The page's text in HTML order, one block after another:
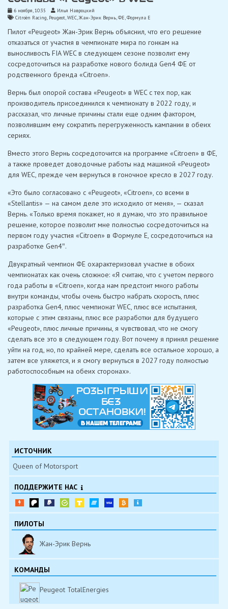
6 ноября, 10:35
Илья Навроцкий
Citroën Racing Peugeot WEC Жан-Эрик Вернь ФЕ Формула Е
Пилот «Peugeot» Жан-Эрик Вернь объяснил, что его решение
отказаться от участия в чемпионате мира по гонкам на
выносливость FIA WEC в следующем сезоне позволит ему
сосредоточиться на разработке нового болида Gen4 ФE от
родственного бренда «Citroen».
Вернь был опорой состава «Peugeot» в WEC с тех пор, как
производитель присоединился к чемпионату в 2022 году, и
рассказал, что личные причины стали еще одним фактором,
позволившим ему сократить перегруженность кампании в обеих
сериях.
Вместо этого Вернь сосредоточится на программе «Citroen» в ФE,
а также проведет доводочные работы над машиной «Peugeot»
для WEC, прежде чем вернуться в гоночное кресло в 2027 году.
«Это было согласовано с «Peugeot», «Citroen», со всеми в
«Stellantis» — на самом деле это исходило от меня», — сказал
Вернь. «Только время покажет, но я думаю, что это правильное
решение, которое позволит мне полностью сосредоточиться на
первом году участия «Citroen» в Формуле E, сосредоточиться на
разработке Gen4″.
Двукратный чемпион ФE охарактеризовал участие в обоих
чемпионатах как очень сложное: «Я считаю, что с учетом первого
года работы в «Citroen», когда нам предстоит много работы
внутри команды, чтобы очень быстро набрать скорость, плюс
разработка Gen4, плюс чемпионат WEC, плюс все испытания,
которые с этим связаны, плюс все разработки для будущего
«Peugeot», плюс личные причины, я чувствовал, что не смогу
сделать все это в следующем году. Вот почему я принял решение
уйти на год, но, по крайней мере, сделать все остальное хорошо, а
затем все уляжется, и я смогу вернуться в 2027 году полностью
работоспособным на обеих сторонах».
ИСТОЧНИК
Queen of Motorsport
ПОДДЕРЖИТЕ НАС
ПИЛОТЫ
Жан-Эрик Вернь
КОМАНДЫ
Peugeot TotalEnergies